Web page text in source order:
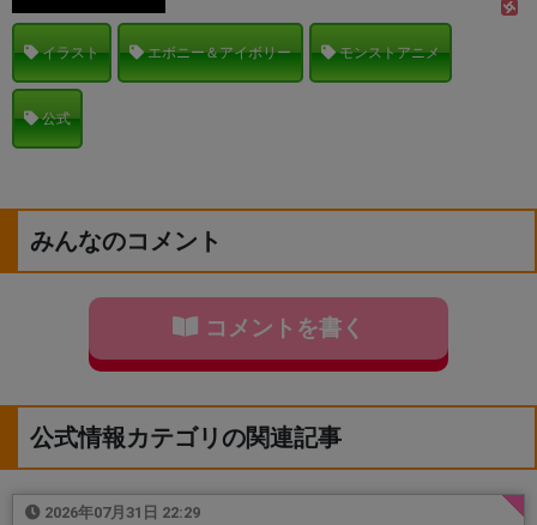
イラスト エボニー＆アイボリー モンストアニメ
公式
みんなのコメント
コメントを書く
公式情報カテゴリの関連記事
2026年07月31日 22:29